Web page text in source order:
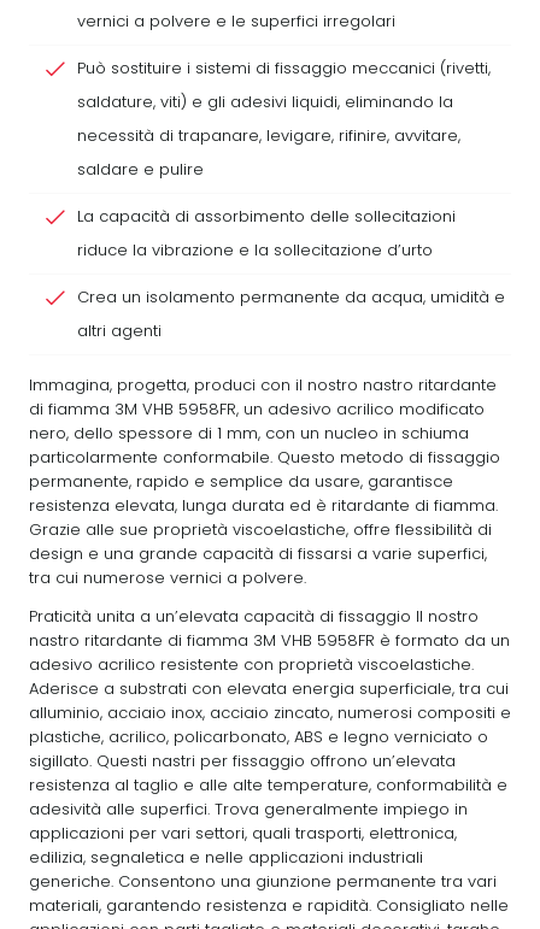
vernici a polvere e le superfici irregolari
Può sostituire i sistemi di fissaggio meccanici (rivetti,
saldature, viti) e gli adesivi liquidi, eliminando la
necessità di trapanare, levigare, rifinire, avvitare,
saldare e pulire
La capacità di assorbimento delle sollecitazioni
riduce la vibrazione e la sollecitazione d’urto
Crea un isolamento permanente da acqua, umidità e
altri agenti
Immagina, progetta, produci con il nostro nastro ritardante
di fiamma 3M VHB 5958FR, un adesivo acrilico modificato
nero, dello spessore di 1 mm, con un nucleo in schiuma
particolarmente conformabile. Questo metodo di fissaggio
permanente, rapido e semplice da usare, garantisce
resistenza elevata, lunga durata ed è ritardante di fiamma.
Grazie alle sue proprietà viscoelastiche, offre flessibilità di
design e una grande capacità di fissarsi a varie superfici,
tra cui numerose vernici a polvere.
Praticità unita a un’elevata capacità di fissaggio Il nostro
nastro ritardante di fiamma 3M VHB 5958FR è formato da un
adesivo acrilico resistente con proprietà viscoelastiche.
Aderisce a substrati con elevata energia superficiale, tra cui
alluminio, acciaio inox, acciaio zincato, numerosi compositi e
plastiche, acrilico, policarbonato, ABS e legno verniciato o
sigillato. Questi nastri per fissaggio offrono un’elevata
resistenza al taglio e alle alte temperature, conformabilità e
adesività alle superfici. Trova generalmente impiego in
applicazioni per vari settori, quali trasporti, elettronica,
edilizia, segnaletica e nelle applicazioni industriali
generiche. Consentono una giunzione permanente tra vari
materiali, garantendo resistenza e rapidità. Consigliato nelle